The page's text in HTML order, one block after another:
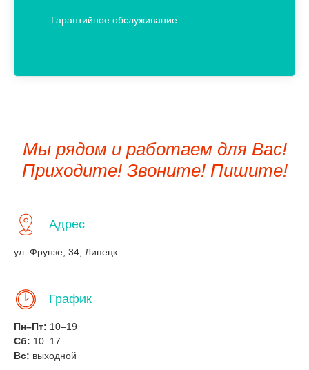
Гарантийное обслуживание
Мы рядом и работаем для Вас!
Приходите! Звоните! Пишите!
Адрес
ул. Фрунзе, 34, Липецк
График
Пн–Пт: 10–19
Сб: 10–17
Вс: выходной